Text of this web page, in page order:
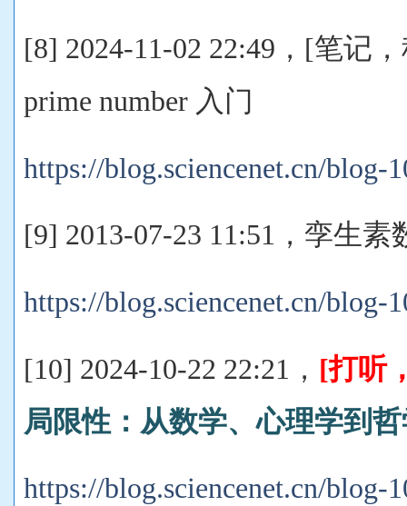
[8] 2024-11-02 22:49，[笔记
prime number 入门
https://blog.sciencenet.cn/blog-
[9] 2013-07-23 11:51，孪生
https://blog.sciencenet.cn/blog-
[10] 2024-10-22 22:21， [打听
局限性：从数学、心理学到
https://blog.sciencenet.cn/blog-